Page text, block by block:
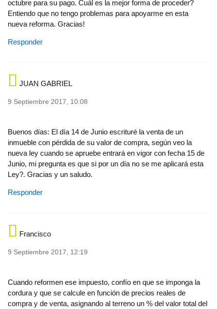
octubre para su pago. Cuál es la mejor forma de proceder?
Entiendo que no tengo problemas para apoyarme en esta
nueva reforma. Gracias!
Responder
JUAN GABRIEL
9 Septiembre 2017, 10:08
Buenos días: El día 14 de Junio escrituré la venta de un
inmueble con pérdida de su valor de compra, según veo la
nueva ley cuando se apruebe entrará en vigor con fecha 15 de
Junio, mi pregunta es que si por un día no se me aplicará esta
Ley?. Gracias y un saludo.
Responder
Francisco
9 Septiembre 2017, 12:19
Cuando reformen ese impuesto, confío en que se imponga la
cordura y que se calcule en función de precios reales de
compra y de venta, asignando al terreno un % del valor total del